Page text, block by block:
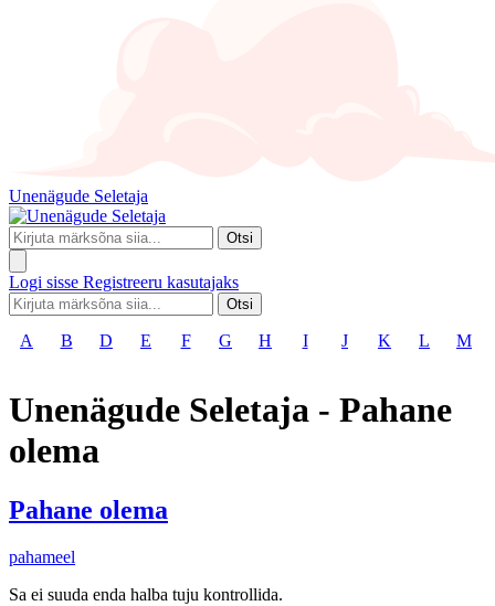
Unenägude Seletaja
Otsi
Logi sisse Registreeru kasutajaks
Otsi
A B D E F G H I J K L M
Unenägude Seletaja - Pahane
olema
Pahane olema
pahameel
Sa ei suuda enda halba tuju kontrollida.